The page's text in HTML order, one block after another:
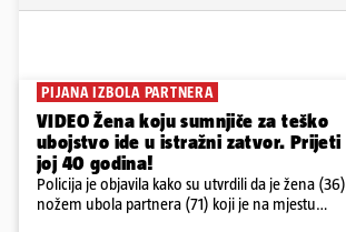
PIJANA IZBOLA PARTNERA
VIDEO Žena koju sumnjiče za teško
ubojstvo ide u istražni zatvor. Prijeti
joj 40 godina!
Policija je objavila kako su utvrdili da je žena (36)
nožem ubola partnera (71) koji je na mjestu